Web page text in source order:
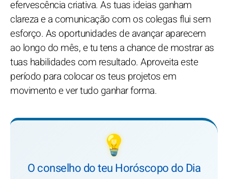
efervescência criativa. As tuas ideias ganham
clareza e a comunicação com os colegas flui sem
esforço. As oportunidades de avançar aparecem
ao longo do mês, e tu tens a chance de mostrar as
tuas habilidades com resultado. Aproveita este
período para colocar os teus projetos em
movimento e ver tudo ganhar forma.
💡
O conselho do teu Horóscopo do Dia